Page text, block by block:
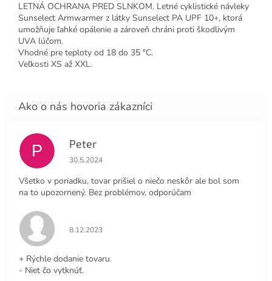
LETNÁ OCHRANA PRED SLNKOM. Letné cyklistické návleky
Sunselect Armwarmer z látky Sunselect PA UPF 10+, ktorá
umožňuje ľahké opálenie a zároveň chráni proti škodlivým
UVA lúčom.
Vhodné pre teploty od 18 do 35 °C.
Veľkosti XS až XXL.
P Peter
Hodnotenie obchodu je 4 z 5 hviezdičiek.
30.5.2024
Všetko v poriadku, tovar prišiel o niečo neskôr ale bol som
na to upozornený. Bez problémov, odporúčam
Hodnotenie obchodu je 5 z 5 hviezdičiek.
8.12.2023
+ Rýchle dodanie tovaru.
- Niet čo vytknúť.